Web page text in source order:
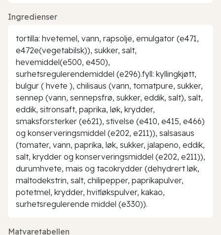
Ingredienser
tortilla: hvetemel, vann, rapsolje, emulgator (e471,
e472e(vegetabilsk)), sukker, salt,
hevemiddel(e500, e450),
surhetsregulerendemiddel (e296).fyll: kyllingkjøtt,
bulgur ( hvete ), chilisaus (vann, tomatpure, sukker,
sennep (vann, sennepsfrø, sukker, eddik, salt), salt,
eddik, sitronsaft, paprika, løk, krydder,
smaksforsterker (e621), stivelse (e410, e415, e466)
og konserveringsmiddel (e202, e211)), salsasaus
(tomater, vann, paprika, løk, sukker, jalapeno, eddik,
salt, krydder og konserveringsmiddel (e202, e211)),
durumhvete, mais og tacokrydder (dehydrert løk,
maltodekstrin, salt, chilipepper, paprikapulver,
potetmel, krydder, hvitløkspulver, kakao,
surhetsregulerende middel (e330)).
Matvaretabellen